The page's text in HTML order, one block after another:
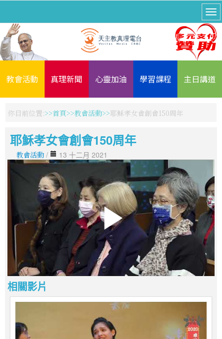
教會活動 真理新聞 心靈加油 學習課程 主日講道
你目前位置: 首頁 教會活動 耶穌孝女會創會150周年
耶穌孝女會創會150周年
教會活動 / 13 十二月 2021
相關影片